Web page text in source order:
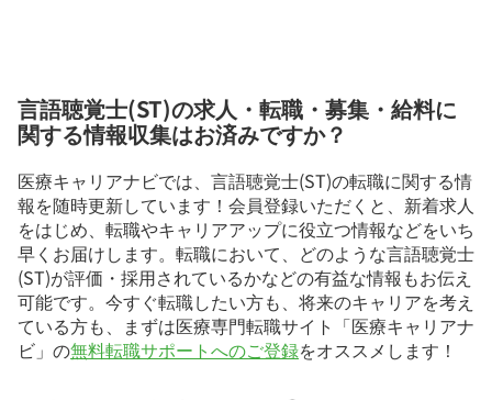
言語聴覚士(ST)の求人・転職・募集・給料に
関する情報収集はお済みですか？
医療キャリアナビでは、言語聴覚士(ST)の転職に関する情
報を随時更新しています！会員登録いただくと、新着求人
をはじめ、転職やキャリアアップに役立つ情報などをいち
早くお届けします。転職において、どのような言語聴覚士
(ST)が評価・採用されているかなどの有益な情報もお伝え
可能です。今すぐ転職したい方も、将来のキャリアを考え
ている方も、まずは医療専門転職サイト「医療キャリアナ
ビ」の無料転職サポートへのご登録をオススメします！